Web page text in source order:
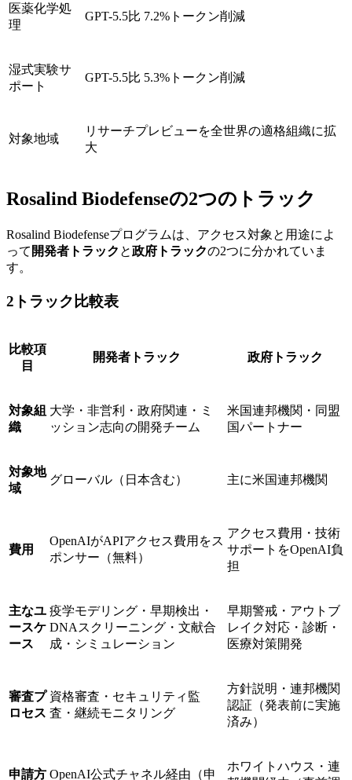
医薬化学処
理
GPT-5.5比 7.2%トークン削減
湿式実験サ
ポート
GPT-5.5比 5.3%トークン削減
対象地域
リサーチプレビューを全世界の適格組織に拡
大
Rosalind Biodefenseの2つのトラック
Rosalind Biodefenseプログラムは、アクセス対象と用途によ
って 開発者トラック と政府トラックの2つに分かれていま
す。
2トラック比較表
比較項
目
開発者トラック 政府トラック
対象組
織
大学・非営利・政府関連・ミ
ッション志向の開発チーム
米国連邦機関・同盟
国パートナー
対象地
域
グローバル（日本含む） 主に米国連邦機関
費用
OpenAIがAPIアクセス費用をス
ポンサー（無料）
アクセス費用・技術
サポートをOpenAI負
担
主なユ
ースケ
ース
疫学モデリング・早期検出・
DNAスクリーニング・文献合
成・シミュレーション
早期警戒・アウトブ
レイク対応・診断・
医療対策開発
審査プ
ロセス
資格審査・セキュリティ監
査・継続モニタリング
方針説明・連邦機関
認証（発表前に実施
済み）
申請方 OpenAI公式チャネル経由（申
ホワイトハウス・連